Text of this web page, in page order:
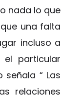
nada lo que
una falta
incluso a
particular
“ Las
relaciones